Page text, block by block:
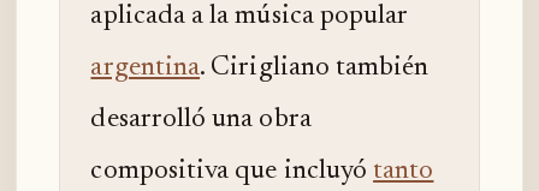
aplicada a la música popular
argentina. Cirigliano también
desarrolló una obra
compositiva que incluyó tanto